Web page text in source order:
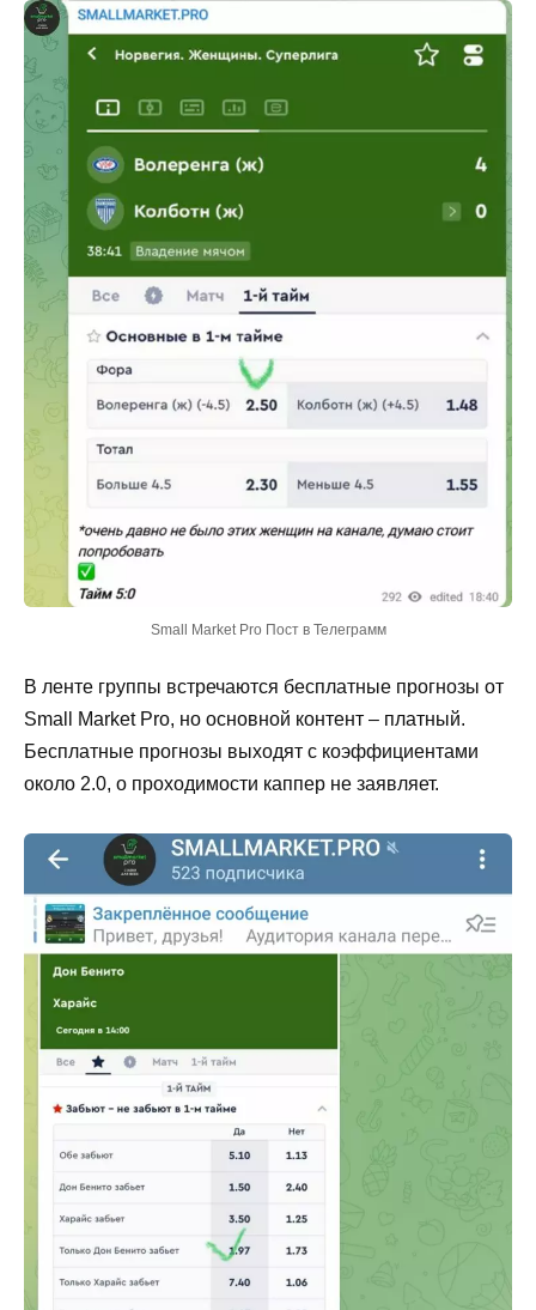
Small Market Pro Пост в Телеграмм
В ленте группы встречаются бесплатные прогнозы от
Small Market Pro, но основной контент – платный.
Бесплатные прогнозы выходят с коэффициентами
около 2.0, о проходимости каппер не заявляет.